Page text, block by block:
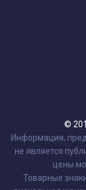
©
Информация,
не является
цены
Товарные